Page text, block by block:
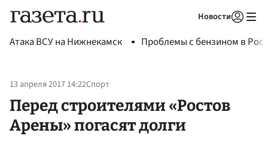
Новости
Атака ВСУ на Нижнекамск Проблемы с бензином в
13 апреля 2017 14:22Спорт
Перед строителями «Ростов
Арены» погасят долги